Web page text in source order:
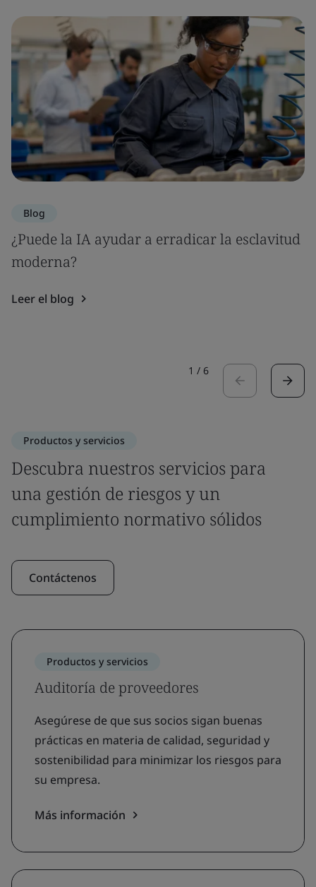
Blog
¿Puede la IA ayudar a erradicar la esclavitud
moderna?
Leer el blog
1 / 6
Productos y servicios
Descubra nuestros servicios para
una gestión de riesgos y un
cumplimiento normativo sólidos
Contáctenos
Productos y servicios
Auditoría de proveedores
Asegúrese de que sus socios sigan buenas
prácticas en materia de calidad, seguridad y
sostenibilidad para minimizar los riesgos para
su empresa.
Más información